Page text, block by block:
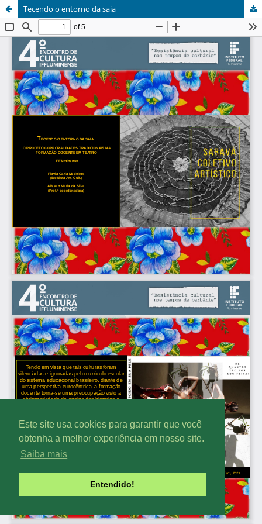
Este site usa cookies para garantir que você
obtenha a melhor experiência em nosso site.
Saiba mais
Entendido!
Tecendo o entorno da saia